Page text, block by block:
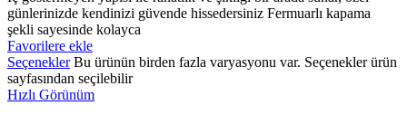
günlerinizde kendinizi güvende hissedersiniz Fermuarlı kapama
şekli sayesinde kolayca
Favorilere ekle
Seçenekler Bu ürünün birden fazla varyasyonu var. Seçenekler ürün
sayfasından seçilebilir
Hızlı Görünüm